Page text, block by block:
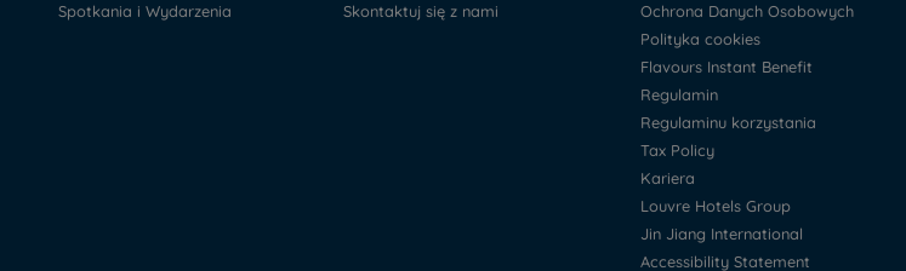
Spotkania i Wydarzenia
Skontaktuj się z nami
Ochrona Danych Osobowych
Polityka cookies
Flavours Instant Benefit
Regulamin
Regulaminu korzystania
Tax Policy
Kariera
Louvre Hotels Group
Jin Jiang International
Accessibility Statement